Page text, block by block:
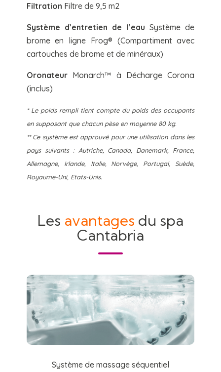
Filtration Filtre de 9,5 m2
Système d’entretien de l’eau Système de
brome en ligne Frog® (Compartiment avec
cartouches de brome et de minéraux)
Oronateur Monarch™ à Décharge Corona
(inclus)
* Le poids rempli tient compte du poids des occupants
en supposant que chacun pèse en moyenne 80 kg.
** Ce système est approuvé pour une utilisation dans les
pays suivants : Autriche, Canada, Danemark, France,
Allemagne, Irlande, Italie, Norvège, Portugal, Suède,
Royaume-Uni, Etats-Unis.
Les avantages du spa
Cantabria
Système de massage séquentiel